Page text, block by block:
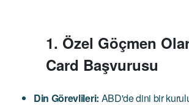
1. Özel Göçmen
Card Başvurusu
Din Görevlileri: ABD'de dini bir